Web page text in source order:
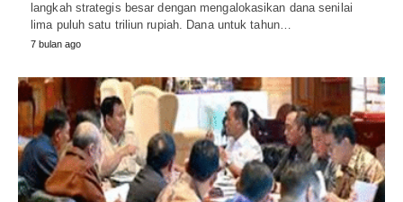
langkah strategis besar dengan mengalokasikan dana senilai
lima puluh satu triliun rupiah. Dana untuk tahun…
7 bulan ago